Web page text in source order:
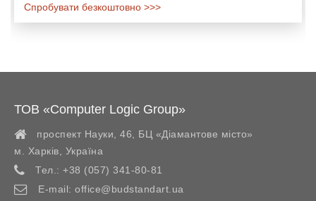
Спробувати безкоштовно >>>
ТОВ «Computer Logic Group»
проспект Науки, 46, БЦ «Діамантове місто»
м. Харків
Україна
Тел.: +38 (057) 341-80-81
E-mail: office@budstandart.ua